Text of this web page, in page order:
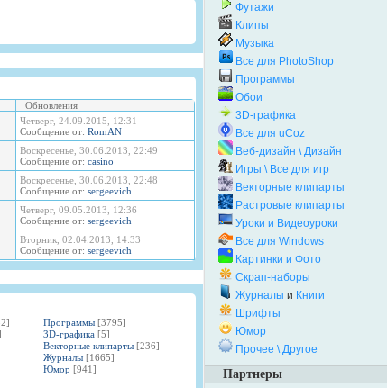
Обновления
Четверг, 24.09.2015, 12:31
Сообщение от: RomAN
Воскресенье, 30.06.2013, 22:49
Сообщение от: casino
Воскресенье, 30.06.2013, 22:48
Сообщение от: sergeevich
Четверг, 09.05.2013, 12:36
Сообщение от: sergeevich
Вторник, 02.04.2013, 14:33
Сообщение от: sergeevich
Программы [3795]
3D-графика [5]
Векторные клипарты [236]
Журналы [1665]
Юмор [941]
Футажи
Клипы
Музыка
Все для PhotoShop
Программы
Обои
3D-графика
Все для uCoz
Веб-дизайн \ Дизайн
Игры \ Все для игр
Векторные клипарты
Растровые клипарты
Уроки и Видеоуроки
Все для Windows
Картинки и Фото
Скрап-наборы
Журналы и Книги
Шрифты
Юмор
Прочее \ Другое
Партнеры